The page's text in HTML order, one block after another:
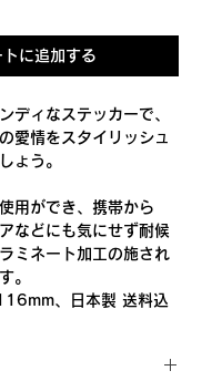
トに追加する
ディなステッカーで、
愛情をスタイリッシュ
ょう。
用ができ、携帯から
などにも気にせず耐候
ミネート加工の施され
。
、日本製 送料込